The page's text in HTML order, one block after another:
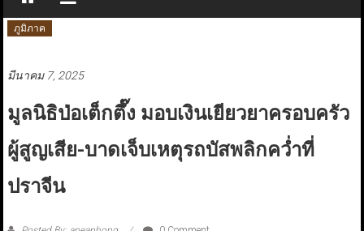
ภูมิภาค
มีนาคม 7, 2025
มูลนิธิป่อเต็กตึ๊ง มอบเงินเยียวยาครอบครัว
ผู้สูญเสีย-บาดเจ็บเหตุรถบัสพลิกคว่ำที่
ปราจีน